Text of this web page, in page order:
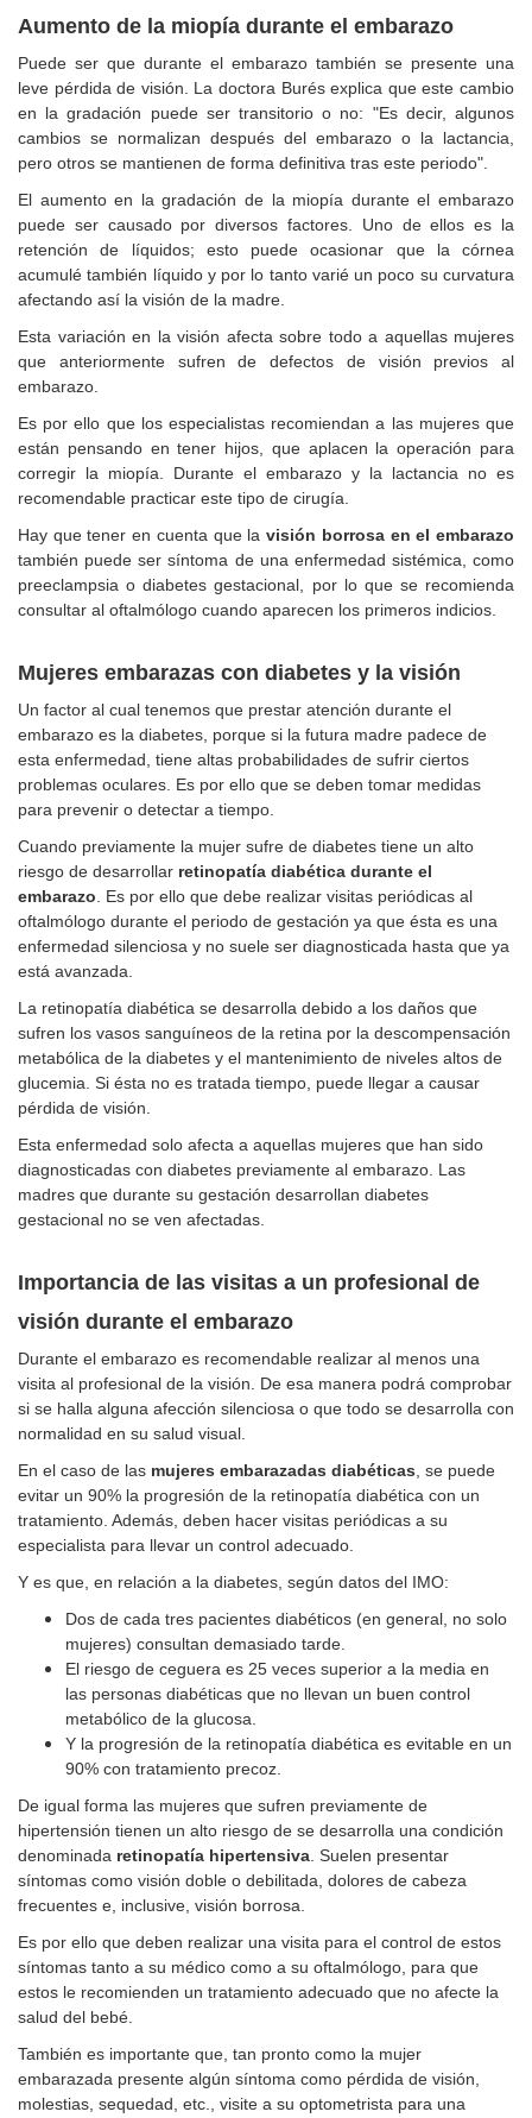
Aumento de la miopía durante el embarazo
Puede ser que durante el embarazo también se presente una
leve pérdida de visión. La doctora Burés explica que este cambio
en la gradación puede ser transitorio o no: "Es decir, algunos
cambios se normalizan después del embarazo o la lactancia,
pero otros se mantienen de forma definitiva tras este periodo".
El aumento en la gradación de la miopía durante el embarazo
puede ser causado por diversos factores. Uno de ellos es la
retención de líquidos; esto puede ocasionar que la córnea
acumulé también líquido y por lo tanto varié un poco su curvatura
afectando así la visión de la madre.
Esta variación en la visión afecta sobre todo a aquellas mujeres
que anteriormente sufren de defectos de visión previos al
embarazo.
Es por ello que los especialistas recomiendan a las mujeres que
están pensando en tener hijos, que aplacen la operación para
corregir la miopía. Durante el embarazo y la lactancia no es
recomendable practicar este tipo de cirugía.
Hay que tener en cuenta que lavisión borrosa en el embarazo
también puede ser síntoma de una enfermedad sistémica, como
preeclampsia o diabetes gestacional, por lo que se recomienda
consultar al oftalmólogo cuando aparecen los primeros indicios.
Mujeres embarazas con diabetes y la visión
Un factor al cual tenemos que prestar atención durante el
embarazo es la diabetes, porque si la futura madre padece de
esta enfermedad, tiene altas probabilidades de sufrir ciertos
problemas oculares. Es por ello que se deben tomar medidas
para prevenir o detectar a tiempo.
Cuando previamente la mujer sufre de diabetes tiene un alto
riesgo de desarrollar retinopatía diabética durante el
embarazo. Es por ello que debe realizar visitas periódicas al
oftalmólogo durante el periodo de gestación ya que ésta es una
enfermedad silenciosa y no suele ser diagnosticada hasta que ya
está avanzada.
La retinopatía diabética se desarrolla debido a los daños que
sufren los vasos sanguíneos de la retina por la descompensación
metabólica de la diabetes y el mantenimiento de niveles altos de
glucemia. Si ésta no es tratada tiempo, puede llegar a causar
pérdida de visión.
Esta enfermedad solo afecta a aquellas mujeres que han sido
diagnosticadas con diabetes previamente al embarazo. Las
madres que durante su gestación desarrollan diabetes
gestacional no se ven afectadas.
Importancia de las visitas a un profesional de
visión durante el embarazo
Durante el embarazo es recomendable realizar al menos una
visita al profesional de la visión. De esa manera podrá comprobar
si se halla alguna afección silenciosa o que todo se desarrolla con
normalidad en su salud visual.
En el caso de las mujeres embarazadas diabéticas, se puede
evitar un 90% la progresión de la retinopatía diabética con un
tratamiento. Además, deben hacer visitas periódicas a su
especialista para llevar un control adecuado.
Y es que, en relación a la diabetes, según datos del IMO:
Dos de cada tres pacientes diabéticos (en general, no solo
mujeres) consultan demasiado tarde.
El riesgo de ceguera es 25 veces superior a la media en
las personas diabéticas que no llevan un buen control
metabólico de la glucosa.
Y la progresión de la retinopatía diabética es evitable en un
90% con tratamiento precoz.
De igual forma las mujeres que sufren previamente de
hipertensión tienen un alto riesgo de se desarrolla una condición
denominada retinopatía hipertensiva. Suelen presentar
síntomas como visión doble o debilitada, dolores de cabeza
frecuentes e, inclusive, visión borrosa.
Es por ello que deben realizar una visita para el control de estos
síntomas tanto a su médico como a su oftalmólogo, para que
estos le recomienden un tratamiento adecuado que no afecte la
salud del bebé.
También es importante que, tan pronto como la mujer
embarazada presente algún síntoma como pérdida de visión,
molestias, sequedad, etc., visite a su optometrista para una